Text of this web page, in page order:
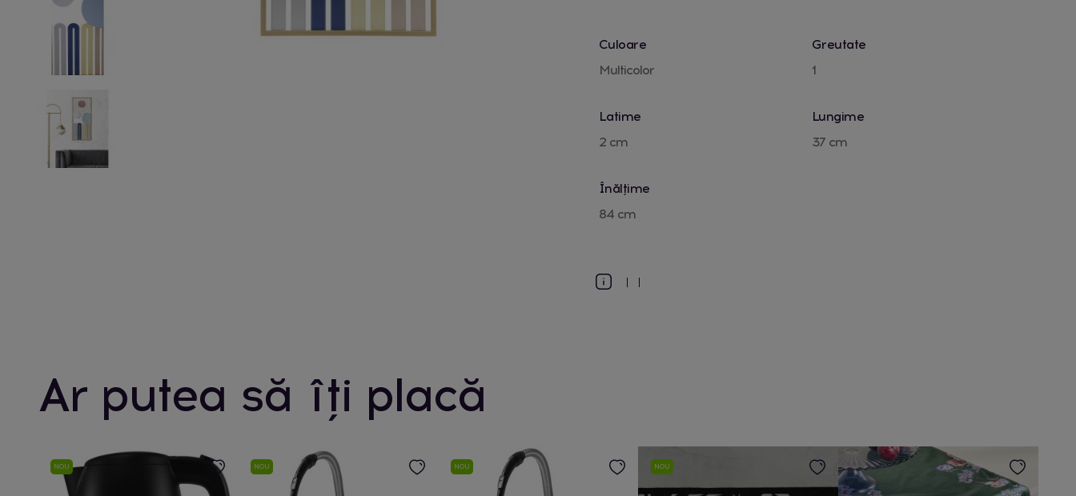
Culoare
Multicolor
Greutate
1
Latime
2 cm
Lungime
37 cm
Înălțime
84 cm
Ar putea să îți placă
NOU NOU NOU NOU